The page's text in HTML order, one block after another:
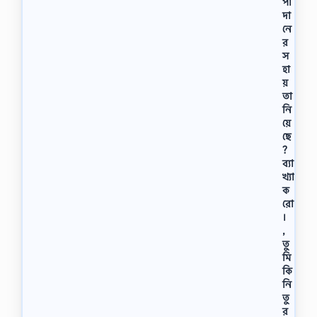
দা
নে
র
স
হা
য়
তা
নি
য়ে
ছে
?
ব্যা
খ্যা
ক
রো
।
,
তু
মি
কি
নি
তু
র